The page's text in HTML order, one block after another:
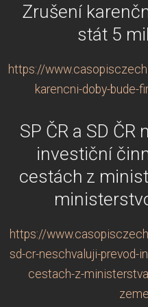
Zrušení
stát 5
https://
karencni-doby-bude-
SP ČR a SD
investiční
cestách z
https://
sd-cr-neschvaluji-prevod-
cestach-z-